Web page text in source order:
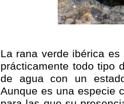
La rana verde ibérica
prácticamente todo tipo
de agua con un
Aunque es una especie